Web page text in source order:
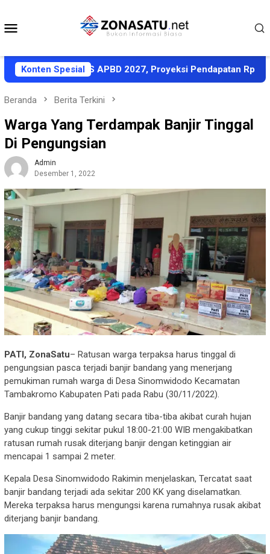
konten
Konten Spesial
KUA-PPAS APBD 2027, Proyeksi Pendapatan Rp1,8 Triliun
Beranda Berita Terkini
Warga Yang Terdampak Banjir Tinggal
Di Pengungsian
Admin
Desember 1, 2022
PATI, ZonaSatu– Ratusan warga terpaksa harus tinggal di
pengungsian pasca terjadi banjir bandang yang menerjang
pemukiman rumah warga di Desa Sinomwidodo Kecamatan
Tambakromo Kabupaten Pati pada Rabu (30/11/2022).
Banjir bandang yang datang secara tiba-tiba akibat curah hujan
yang cukup tinggi sekitar pukul 18:00-21:00 WIB mengakibatkan
ratusan rumah rusak diterjang banjir dengan ketinggian air
mencapai 1 sampai 2 meter.
Kepala Desa Sinomwidodo Rakimin menjelaskan, Tercatat saat
banjir bandang terjadi ada sekitar 200 KK yang diselamatkan.
Mereka terpaksa harus mengungsi karena rumahnya rusak akibat
diterjang banjir bandang.